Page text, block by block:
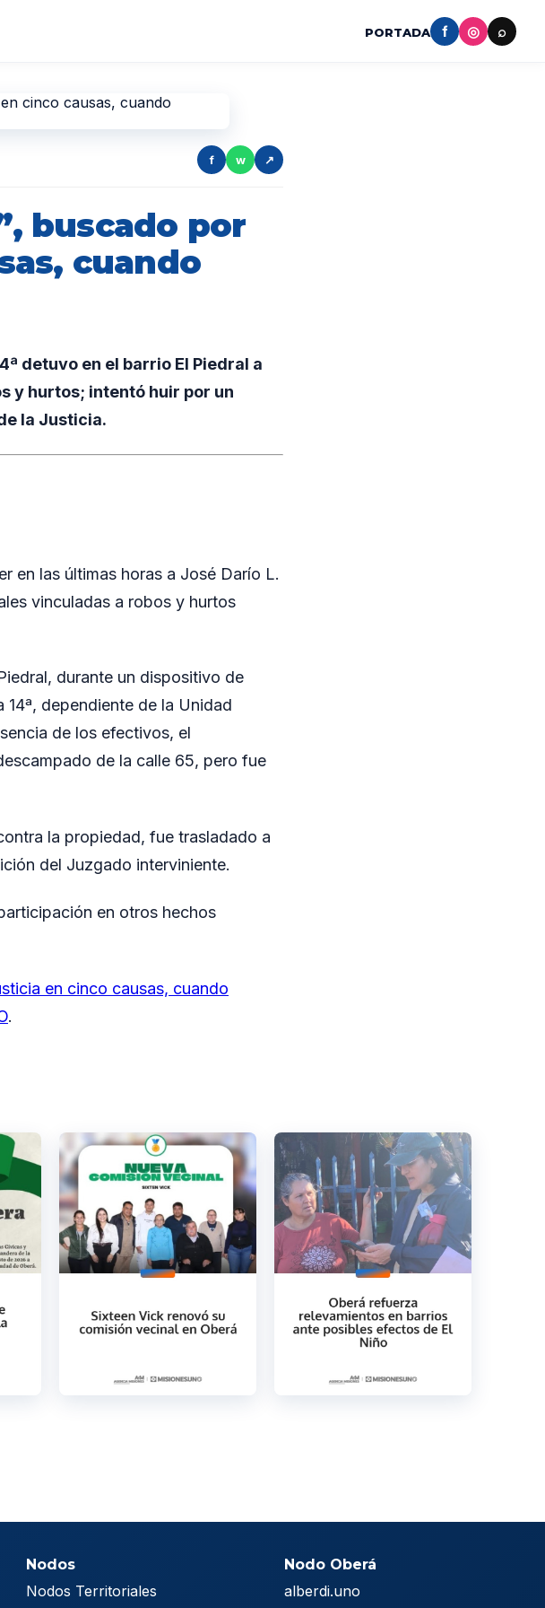
PORTADA f ◎ ⌕
f w ↗
buscado por
cuando
detuvo en el barrio El Piedral a
y hurtos; intentó huir por un
la Justicia.
en las últimas horas a José Darío L.
vinculadas a robos y hurtos
durante un dispositivo de
dependiente de la Unidad
de los efectivos, el
de la calle 65, pero fue
la propiedad, fue trasladado a
del Juzgado interviniente.
en otros hechos
en cinco causas, cuando
.
Nodos
Nodos Territoriales
Nodo Oberá
alberdi.uno